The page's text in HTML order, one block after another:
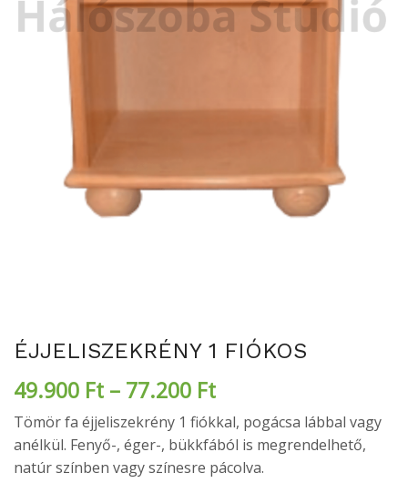
ÉJJELISZEKRÉNY 1 FIÓKOS
49.900 Ft – 77.200 Ft
Tömör fa éjjeliszekrény 1 fiókkal, pogácsa lábbal vagy
anélkül. Fenyő-, éger-, bükkfából is megrendelhető,
natúr színben vagy színesre pácolva.